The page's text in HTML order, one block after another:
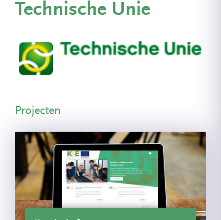
Technische Unie
Projecten